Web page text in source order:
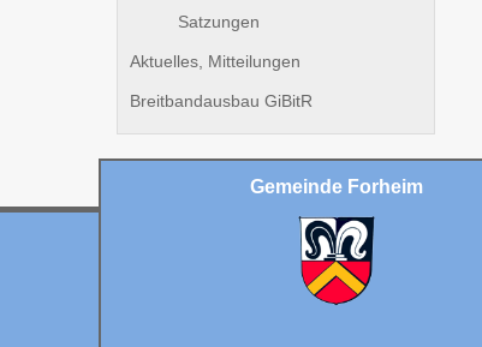
Satzungen
Aktuelles, Mitteilungen
Breitbandausbau GiBitR
Gemeinde Forheim